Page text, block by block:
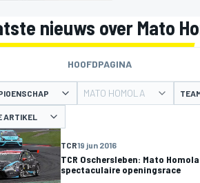
nieuws over Mato
HOOFDPAGINA
MATO HOMOLA
ARTIKEL
TCR19 jun 2016
TCR Oschersleben: Mato
spectaculaire openingsrace